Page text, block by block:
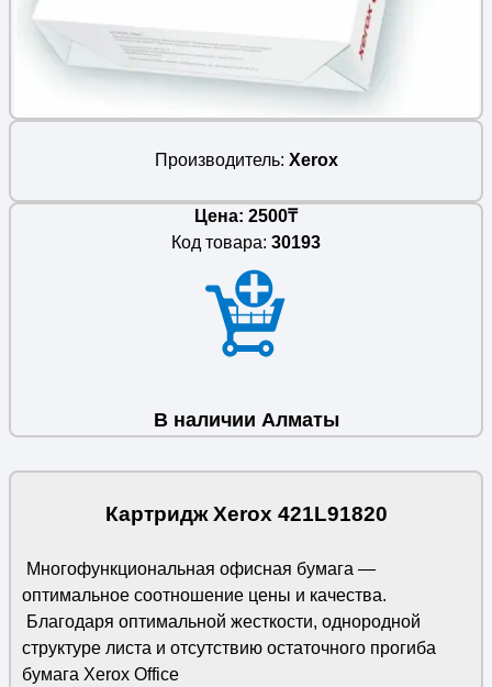
Производитель Xerox
Цена: 2500₸
Код товара: 30193
В наличии Алматы
Картридж Xerox 421L91820
Многофункциональная офисная бумага —
оптимальное соотношение цены и качества.
Благодаря оптимальной жесткости, однородной
структуре листа и отсутствию остаточного прогиба
бумага Xerox Office